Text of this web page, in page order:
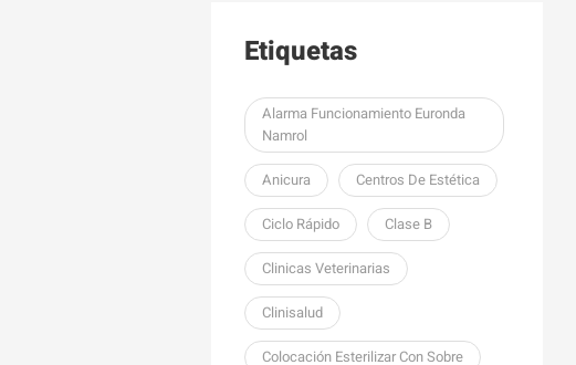
Etiquetas
Alarma Funcionamiento Euronda
Namrol
Anicura Centros De Estética
Ciclo Rápido Clase B
Clinicas Veterinarias
Clinisalud
Colocación Esterilizar Con Sobre